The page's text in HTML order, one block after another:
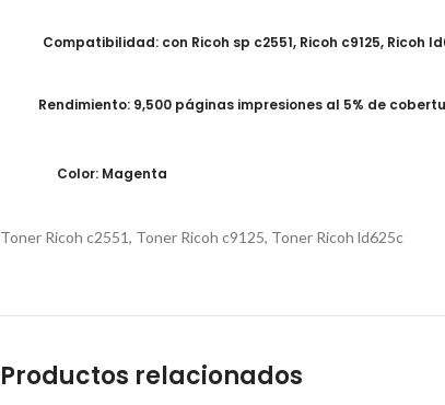
Compatibilidad: con Ricoh sp c2551, Ricoh c9125, Ricoh
Rendimiento: 9,500 páginas impresiones al 5% de
Color: Magenta
Toner Ricoh c2551, Toner Ricoh c9125, Toner Ricoh ld625c
Productos relacionados